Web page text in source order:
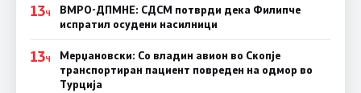
13Ч
ВМРО-ДПМНЕ: СДСM потврди дека Филипче
испратил осудени насилници
13Ч
Мерџановски: Со владин авион во Скопје
транспортиран пациент повреден на одмор во
Турција